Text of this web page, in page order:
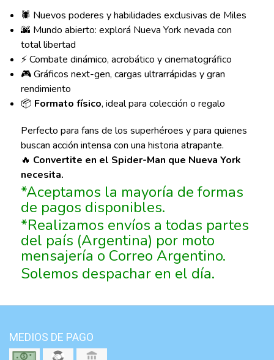
🕷️ Nuevos poderes y habilidades exclusivas de Miles
🌆 Mundo abierto: explorá Nueva York nevada con
total libertad
⚡ Combate dinámico, acrobático y cinematográfico
🎮 Gráficos next-gen, cargas ultrarrápidas y gran
rendimiento
📦 Formato físico, ideal para colección o regalo
Perfecto para fans de los superhéroes y para quienes
buscan acción intensa con una historia atrapante.
🔥 Convertite en el Spider-Man que Nueva York
necesita.
*Aceptamos la mayoría de formas
de pagos disponibles.
*Realizamos envíos a todas partes
del país (Argentina) por moto
mensajería o Correo Argentino.
Solemos despachar en el día.
MEDIOS DE PAGO